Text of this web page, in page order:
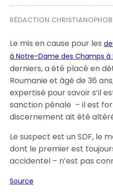
RÉDACTION
Le mis en cause pour les
à Notre-Dame des Champs à
derniers, a été placé en
Roumanie et âgé de 36
expertisé pour savoir s’il
sanction pénale – il est
discernement ait été
Le suspect est un SDF, le
dont le premier est
accidentel – n’est pas
Source